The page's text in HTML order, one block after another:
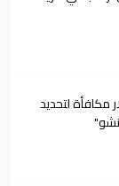
دولار مكافأة لتحديد